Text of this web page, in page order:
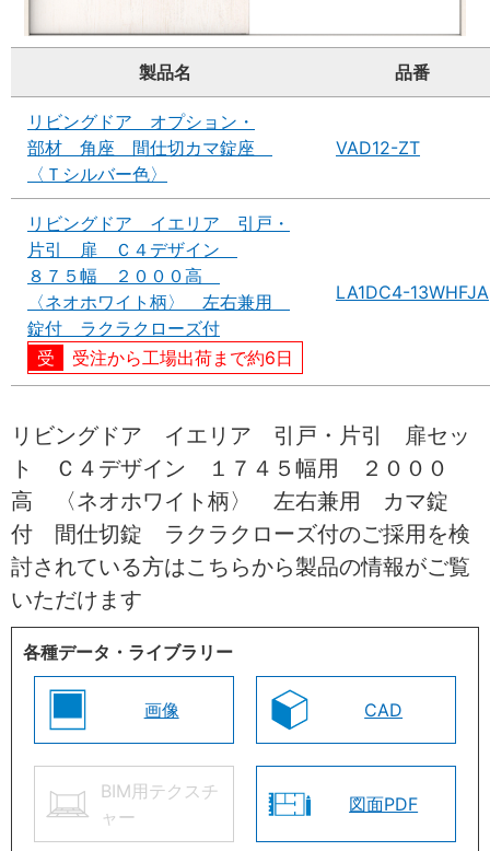
製品名 品番
リビングドア オプション・
部材 角座 間仕切カマ錠座
〈Ｔシルバー色〉
VAD12-ZT
リビングドア イエリア 引戸・
片引 扉 Ｃ４デザイン
８７５幅 ２０００高
〈ネオホワイト柄〉 左右兼用
錠付 ラクラクローズ付
受注から工場出荷まで約6日
LA1DC4-13WHFJA
リビングドア イエリア 引戸・片引 扉セッ
ト Ｃ４デザイン １７４５幅用 ２０００
高 〈ネオホワイト柄〉 左右兼用 カマ錠
付 間仕切錠 ラクラクローズ付のご採用を検
討されている方はこちらから製品の情報がご覧
いただけます
各種データ・ライブラリー
画像 CAD
BIM用テクスチ
ャー
図面PDF